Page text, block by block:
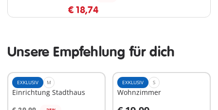
€ 18,74
Unsere Empfehlung für dich
EXKLUSIV M
Einrichtung Stadthaus
EXKLUSIV S
Wohnzimmer